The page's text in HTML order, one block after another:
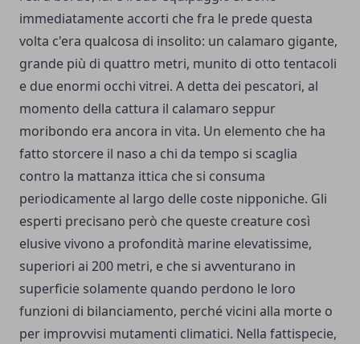
immediatamente accorti che fra le prede questa
volta c'era qualcosa di insolito: un calamaro gigante,
grande più di quattro metri, munito di otto tentacoli
e due enormi occhi vitrei. A detta dei pescatori, al
momento della cattura il calamaro seppur
moribondo era ancora in vita. Un elemento che ha
fatto storcere il naso a chi da tempo si scaglia
contro la mattanza ittica che si consuma
periodicamente al largo delle coste nipponiche. Gli
esperti precisano però che queste creature così
elusive vivono a profondità marine elevatissime,
superiori ai 200 metri, e che si avventurano in
superficie solamente quando perdono le loro
funzioni di bilanciamento, perché vicini alla morte o
per improvvisi mutamenti climatici. Nella fattispecie,